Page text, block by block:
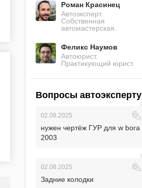
Роман Красинец
Автоэксперт.
Собственная
автомастерская.
Феликс Наумов
Автоюрист.
Практикующий юрист.
Вопросы автоэксперту
02.08.2025
нужен чертёж ГУР для w bora
2003
02.08.2025
Задние колодки